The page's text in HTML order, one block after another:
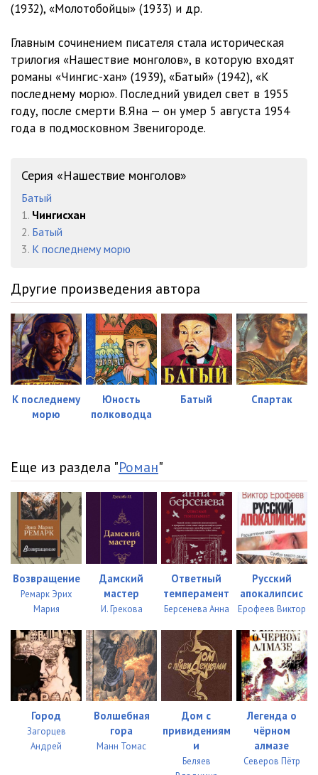
kn02ch01gl03
kn02ch01gl04 12:05
kn02ch01gl05 08:26
kn02ch01gl06 08:08
kn02ch01gl07
kn02ch02gl02
kn02ch02gl03
kn02ch02gl04
kn02ch02gl06
kn02ch02gl07 12:50
kn02ch02gl08 05:04
kn02ch02gl09 16:46
kn02ch02gl10
kn02ch03gl02
kn02ch03gl03 04:08
kn02ch03gl04 07:53
kn02ch03gl05 08:16
kn02ch03gl06 12:35
kn02ch03gl07 27:17
kn02ch03gl08 05:02
kn02ch03gl09 06:10
kn02ch03gl10 09:19
kn02ch03gl11 03:19
kn02ch03gl12 10:54
(1932), «Молотобойцы» (1933) и др.
Главным сочинением писателя стала историческая
трилогия «Нашествие монголов», в которую входят
романы «Чингис-хан» (1939), «Батый» (1942), «К
последнему морю». Последний увидел свет в 1955
году, после смерти В.Яна — он умер 5 августа 1954
года в подмосковном Звенигороде.
Серия «Нашествие монголов»
Батый
1. Чингисхан
2. Батый
3. К последнему морю
Другие произведения автора
К последнему
морю
Юность
полководца
Батый Спартак
Еще из раздела "Роман"
Возвращение
Ремарк Эрих
Мария
Дамский
мастер
И. Грекова
Ответный
темперамент
Берсенева Анна
Русский
апокалипсис
Ерофеев Виктор
Город
Загорцев
Андрей
Волшебная
гора
Манн Томас
Дом с
привидениям
и
Беляев
Легенда о
чёрном
алмазе
Северов Пётр